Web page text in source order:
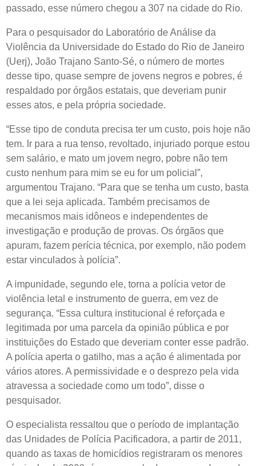
passado, esse número chegou a 307 na cidade do Rio.
Para o pesquisador do Laboratório de Análise da
Violência da Universidade do Estado do Rio de Janeiro
(Uerj), João Trajano Santo-Sé, o número de mortes
desse tipo, quase sempre de jovens negros e pobres, é
respaldado por órgãos estatais, que deveriam punir
esses atos, e pela própria sociedade.
“Esse tipo de conduta precisa ter um custo, pois hoje não
tem. Ir para a rua tenso, revoltado, injuriado porque estou
sem salário, e mato um jovem negro, pobre não tem
custo nenhum para mim se eu for um policial”,
argumentou Trajano. “Para que se tenha um custo, basta
que a lei seja aplicada. Também precisamos de
mecanismos mais idôneos e independentes de
investigação e produção de provas. Os órgãos que
apuram, fazem perícia técnica, por exemplo, não podem
estar vinculados à polícia”.
A impunidade, segundo ele, torna a polícia vetor de
violência letal e instrumento de guerra, em vez de
segurança. “Essa cultura institucional é reforçada e
legitimada por uma parcela da opinião pública e por
instituições do Estado que deveriam conter esse padrão.
A polícia aperta o gatilho, mas a ação é alimentada por
vários atores. A permissividade e o desprezo pela vida
atravessa a sociedade como um todo”, disse o
pesquisador.
O especialista ressaltou que o período de implantação
das Unidades de Polícia Pacificadora, a partir de 2011,
quando as taxas de homicídios registraram os menores